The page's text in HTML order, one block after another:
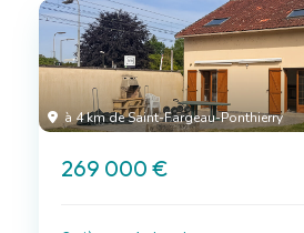
à 4 km de Saint-Fargeau-Ponthierry
269 000 €